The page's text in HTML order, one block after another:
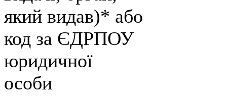
який видав)* або
код за ЄДРПОУ
юридичної
особи